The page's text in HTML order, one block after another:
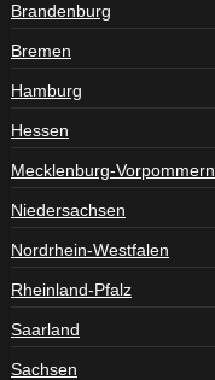
Brandenburg
Bremen
Hamburg
Hessen
Mecklenburg-Vorpommern
Niedersachsen
Nordrhein-Westfalen
Rheinland-Pfalz
Saarland
Sachsen